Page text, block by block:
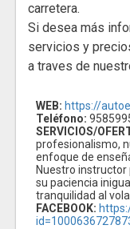
carretera.
Si desea más
servicios y
a traves de
WEB: https://
Teléfono:
SERVICIOS/
profesionalismo,
enfoque de
Nuestro instructor
su paciencia
tranquilidad al
FACEBOOK: